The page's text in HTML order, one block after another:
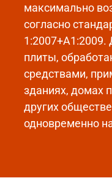
максимально
согласно
плиты,
средствами,
зданиях, домах
других
одновременно